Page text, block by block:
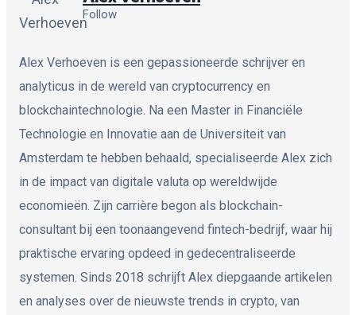
Follow
Alex Verhoeven is een gepassioneerde schrijver en
analyticus in de wereld van cryptocurrency en
blockchaintechnologie. Na een Master in Financiële
Technologie en Innovatie aan de Universiteit van
Amsterdam te hebben behaald, specialiseerde Alex zich
in de impact van digitale valuta op wereldwijde
economieën. Zijn carrière begon als blockchain-
consultant bij een toonaangevend fintech-bedrijf, waar hij
praktische ervaring opdeed in gedecentraliseerde
systemen. Sinds 2018 schrijft Alex diepgaande artikelen
en analyses over de nieuwste trends in crypto, van